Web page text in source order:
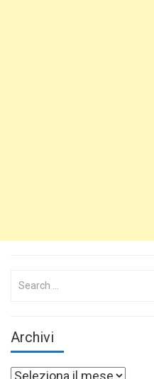
Search
Archivi
Archivi